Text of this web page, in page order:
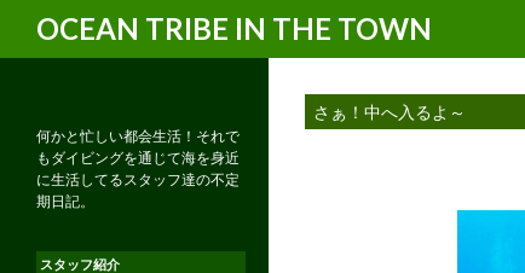
OCEAN TRIBE IN THE TOWN
さぁ！中へ入るよ～
何かと忙しい都会生活！それで
もダイビングを通じて海を身近
に生活してるスタッフ達の不定
期日記。
スタッフ紹介